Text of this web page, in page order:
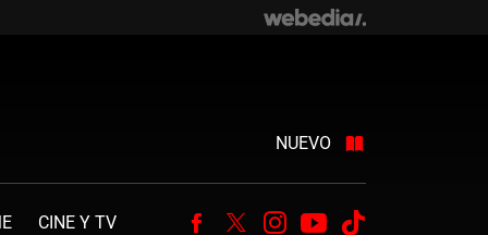
NUEVO
CINE Y TV Facebook
TwitterInstagram
Youtube